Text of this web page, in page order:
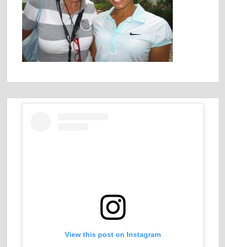
View this post on Instagram